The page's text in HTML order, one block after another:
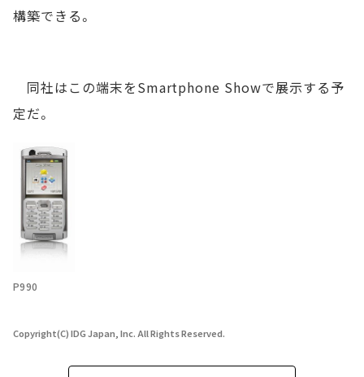
構築できる。
同社はこの端末をSmartphone Showで展示する予
定だ。
P990
Copyright(C) IDG Japan, Inc. All Rights Reserved.